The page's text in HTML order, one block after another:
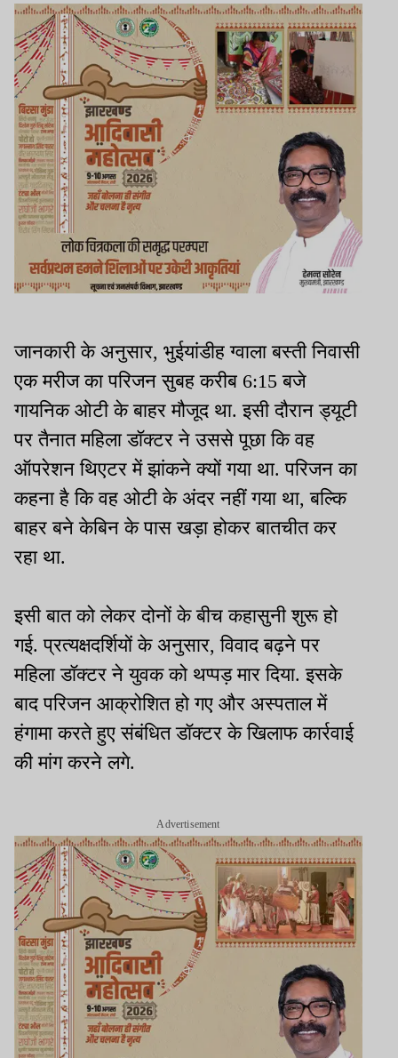
जानकारी के अनुसार, भुईयांडीह ग्वाला बस्ती निवासी
एक मरीज का परिजन सुबह करीब 6:15 बजे
गायनिक ओटी के बाहर मौजूद था. इसी दौरान ड्यूटी
पर तैनात महिला डॉक्टर ने उससे पूछा कि वह
ऑपरेशन थिएटर में झांकने क्यों गया था. परिजन का
कहना है कि वह ओटी के अंदर नहीं गया था, बल्कि
बाहर बने केबिन के पास खड़ा होकर बातचीत कर
रहा था.
इसी बात को लेकर दोनों के बीच कहासुनी शुरू हो
गई. प्रत्यक्षदर्शियों के अनुसार, विवाद बढ़ने पर
महिला डॉक्टर ने युवक को थप्पड़ मार दिया. इसके
बाद परिजन आक्रोशित हो गए और अस्पताल में
हंगामा करते हुए संबंधित डॉक्टर के खिलाफ कार्रवाई
की मांग करने लगे.
Advertisement